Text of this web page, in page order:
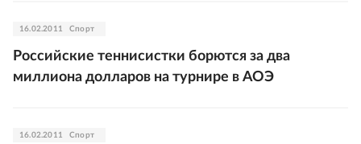
16.02.2011 Спорт
Российские теннисистки борются за два
миллиона долларов на турнире в АОЭ
16.02.2011 Спорт